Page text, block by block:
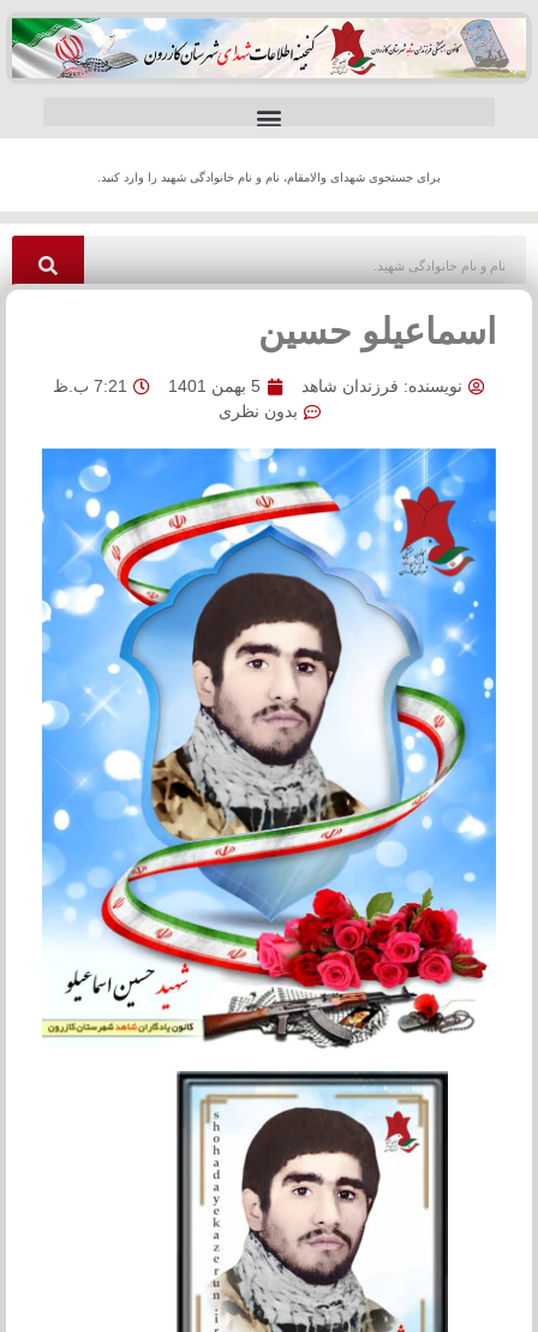
برای جستجوی شهدای والامقام، نام و نام خانوادگی شهید را وارد کنید.
اسماعیلو حسین
نویسنده: فرزندان شاهد 5 بهمن 1401
7:21 ب.ظ
بدون نظری